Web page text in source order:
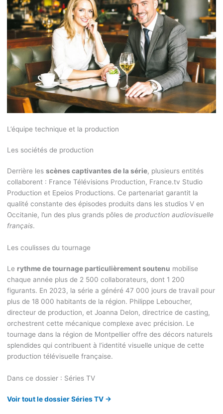
L’équipe technique et la production
Les sociétés de production
Derrière les scènes captivantes de la série, plusieurs entités
collaborent : France Télévisions Production, France.tv Studio
Production et Epeios Productions. Ce partenariat garantit la
qualité constante des épisodes produits dans les studios V en
Occitanie, l’un des plus grands pôles de production audiovisuelle
français.
Les coulisses du tournage
Le rythme de tournage particulièrement soutenu mobilise
chaque année plus de 2 500 collaborateurs, dont 1 200
figurants. En 2023, la série a généré 47 000 jours de travail pour
plus de 18 000 habitants de la région. Philippe Leboucher,
directeur de production, et Joanna Delon, directrice de casting,
orchestrent cette mécanique complexe avec précision. Le
tournage dans la région de Montpellier offre des décors naturels
splendides qui contribuent à l’identité visuelle unique de cette
production télévisuelle française.
Dans ce dossier : Séries TV
Voir tout le dossier Séries TV →